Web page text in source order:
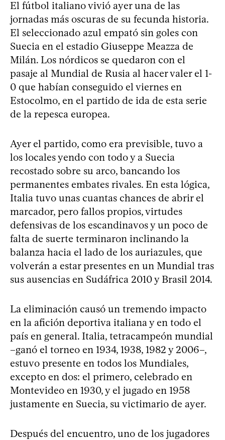
El fútbol italiano vivió ayer una de las
jornadas más oscuras de su fecunda historia.
El seleccionado azul empató sin goles con
Suecia en el estadio Giuseppe Meazza de
Milán. Los nórdicos se quedaron con el
pasaje al Mundial de Rusia al hacer valer el 1-
0 que habían conseguido el viernes en
Estocolmo, en el partido de ida de esta serie
de la repesca europea.
Ayer el partido, como era previsible, tuvo a
los locales yendo con todo y a Suecia
recostado sobre su arco, bancando los
permanentes embates rivales. En esta lógica,
Italia tuvo unas cuantas chances de abrir el
marcador, pero fallos propios, virtudes
defensivas de los escandinavos y un poco de
falta de suerte terminaron inclinando la
balanza hacia el lado de los auriazules, que
volverán a estar presentes en un Mundial tras
sus ausencias en Sudáfrica 2010 y Brasil 2014.
La eliminación causó un tremendo impacto
en la afición deportiva italiana y en todo el
país en general. Italia, tetracampeón mundial
–ganó el torneo en 1934, 1938, 1982 y 2006–,
estuvo presente en todos los Mundiales,
excepto en dos: el primero, celebrado en
Montevideo en 1930, y el jugado en 1958
justamente en Suecia, su victimario de ayer.
Después del encuentro, uno de los jugadores